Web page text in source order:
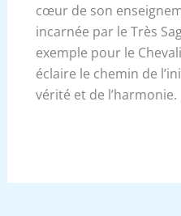
cœur de son
incarnée par le Très
exemple pour le
éclaire le chemin de
vérité et de l’harmonie.